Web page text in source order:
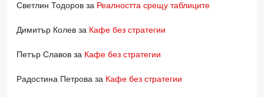
Светлин Тодоров за Реалността срещу таблиците
Димитър Колев за Кафе без стратегии
Петър Славов за Кафе без стратегии
Радостина Петрова за Кафе без стратегии